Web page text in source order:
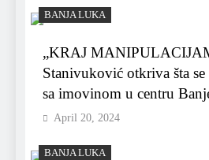
BANJA LUKA
„KRAJ
Stanivuković otkriva šta se
sa imovinom u centru
April 20, 2024
BANJA LUKA